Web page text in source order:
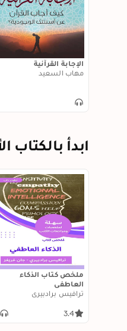
الإجابة القرآنية
مهاب السعيد
ابدأ بالكتاب
ملخص كتاب الذكاء
العاطفي
ترافيس برادبيري
3.4